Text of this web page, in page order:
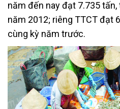
năm đến nay đạt 7.735
năm 2012; riêng TTCT đạt
cùng kỳ năm trước.